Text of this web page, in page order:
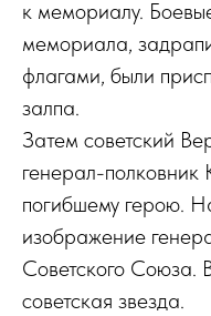
к мемориалу.
мемориала,
флагами, были
залпа.
Затем советский
генерал-полковник
погибшему герою.
изображение
Советского Союза.
советская звезда.